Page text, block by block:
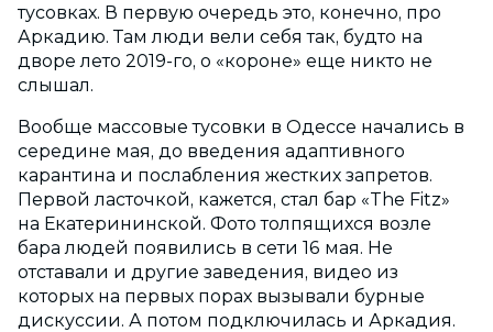
тусовках. В первую очередь это, конечно, про
Аркадию. Там люди вели себя так, будто на
дворе лето 2019-го, о «короне» еще никто не
слышал.
Вообще массовые тусовки в Одессе начались в
середине мая, до введения адаптивного
карантина и послабления жестких запретов.
Первой ласточкой, кажется, стал бар «The Fitz»
на Екатерининской. Фото толпящихся возле
бара людей появились в сети 16 мая. Не
отставали и другие заведения, видео из
которых на первых порах вызывали бурные
дискуссии. А потом подключилась и Аркадия.